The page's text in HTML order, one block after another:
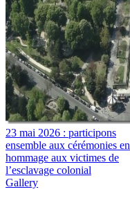
23 mai 2026 : participons
ensemble aux cérémonies en
hommage aux victimes de
l’esclavage colonial
Gallery